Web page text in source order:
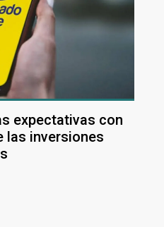
expectativas con
las inversiones